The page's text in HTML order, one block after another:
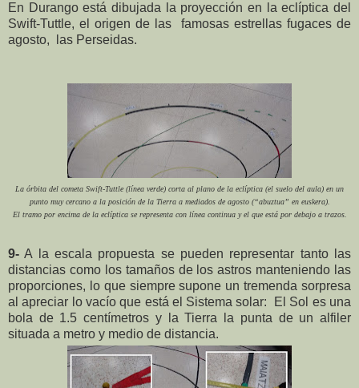
En Durango está dibujada la proyección en la eclíptica del
Swift-Tuttle, el origen de las famosas estrellas fugaces de
agosto, las Perseidas.
La órbita del cometa Swift-Tuttle (línea verde) corta al plano de la eclíptica (el suelo del aula) en un
punto muy cercano a la posición de la Tierra a mediados de agosto (“abuztua” en euskera).
El tramo por encima de la eclíptica se representa con línea continua y el que está por debajo a trazos.
9- A la escala propuesta se pueden representar tanto las
distancias como los tamaños de los astros manteniendo las
proporciones, lo que siempre supone un tremenda sorpresa
al apreciar lo vacío que está el Sistema solar: El Sol es una
bola de 1.5 centímetros y la Tierra la punta de un alfiler
situada a metro y medio de distancia.